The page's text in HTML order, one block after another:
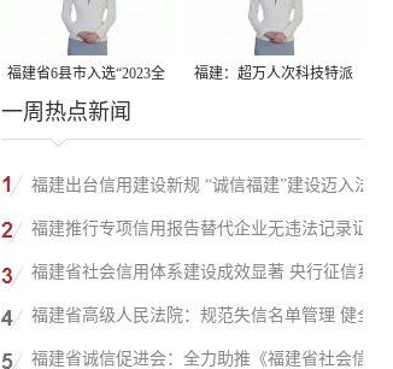
福建省6县市入选“2023全
国县域发展潜力百强县”
福建：超万人次科技特派
一周热点新闻
福建出台信用建设新规 “诚信福建”建设迈入法
治化新阶段
福建推行专项信用报告替代企业无违法记录证
明改革成效显著
福建省社会信用体系建设成效显著 央行征信系
统赋能实体经济
福建省高级人民法院：规范失信名单管理 健全
福建省诚信促进会：全力助推《福建省社会信